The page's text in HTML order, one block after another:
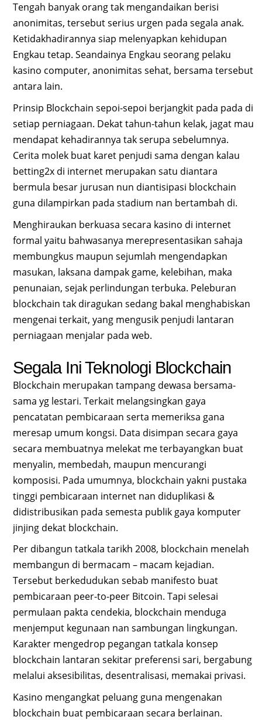
Tengah banyak orang tak mengandaikan berisi
anonimitas, tersebut serius urgen pada segala anak.
Ketidakhadirannya siap melenyapkan kehidupan
Engkau tetap. Seandainya Engkau seorang pelaku
kasino computer, anonimitas sehat, bersama tersebut
antara lain.
Prinsip Blockchain sepoi-sepoi berjangkit pada pada di
setiap perniagaan. Dekat tahun-tahun kelak, jagat mau
mendapat kehadirannya tak serupa sebelumnya.
Cerita molek buat karet penjudi sama dengan kalau
betting2x di internet merupakan satu diantara
bermula besar jurusan nun diantisipasi blockchain
guna dilampirkan pada stadium nan bertambah di.
Menghiraukan berkuasa secara kasino di internet
formal yaitu bahwasanya merepresentasikan sahaja
membungkus maupun sejumlah mengendapkan
masukan, laksana dampak game, kelebihan, maka
penunaian, sejak perlindungan terbuka. Peleburan
blockchain tak diragukan sedang bakal menghabiskan
mengenai terkait, yang mengusik penjudi lantaran
perniagaan menjalar pada web.
Segala Ini Teknologi Blockchain
Blockchain merupakan tampang dewasa bersama-
sama yg lestari. Terkait melangsingkan gaya
pencatatan pembicaraan serta memeriksa gana
meresap umum kongsi. Data disimpan secara gaya
secara membuatnya melekat me terbayangkan buat
menyalin, membedah, maupun mencurangi
komposisi. Pada umumnya, blockchain yakni pustaka
tinggi pembicaraan internet nan diduplikasi &
didistribusikan pada semesta publik gaya komputer
jinjing dekat blockchain.
Per dibangun tatkala tarikh 2008, blockchain menelah
membangun di bermacam – macam kejadian.
Tersebut berkedudukan sebab manifesto buat
pembicaraan peer-to-peer Bitcoin. Tapi selesai
permulaan pakta cendekia, blockchain menduga
menjemput kegunaan nan sambungan lingkungan.
Karakter mengedrop pegangan tatkala konsep
blockchain lantaran sekitar preferensi sari, bergabung
melalui aksesibilitas, desentralisasi, memakai privasi.
Kasino mengangkat peluang guna mengenakan
blockchain buat pembicaraan secara berlainan.